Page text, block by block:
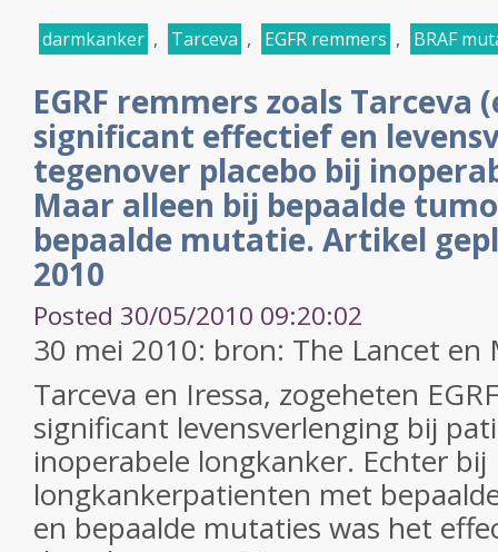
darmkanker , Tarceva , EGFR remmers , BRAF
EGRF remmers zoals Tarceva
significant effectief en
tegenover placebo bij
Maar alleen bij bepaalde
bepaalde mutatie. Artikel
2010
Posted 30/05/2010 09:20:02
30 mei 2010: bron: The Lancet en
Tarceva en Iressa, zogeheten
significant levensverlenging bij
inoperabele longkanker. Echter bij
longkankerpatienten met
en bepaalde mutaties was het